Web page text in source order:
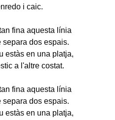
i caic.
fina aquesta línia
separa dos espais.
estàs en una platja,
a l'altre costat.
fina aquesta línia
separa dos espais.
estàs en una platja,